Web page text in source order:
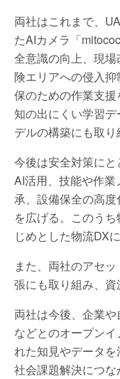
両社はこれまで、
たAIカメラ「
全意識の向上、現
険エリアへの侵入
保のための作業支
知の出にくい学習
デルの構築にも取り
今後は安全対策に
AI活用、技能や作
承、設備保全の高
を広げる。このう
じめとした物流DX
また、両社のアセ
張にも取り組み、資
両社は今後、企業
などとのオープン
れた知見やデータを
社会課題解決につ